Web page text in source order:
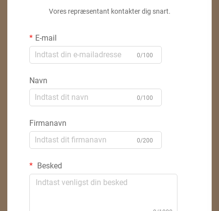
Vores repræsentant kontakter dig snart.
E-mail
0/100
Navn
0/100
Firmanavn
0/200
Besked